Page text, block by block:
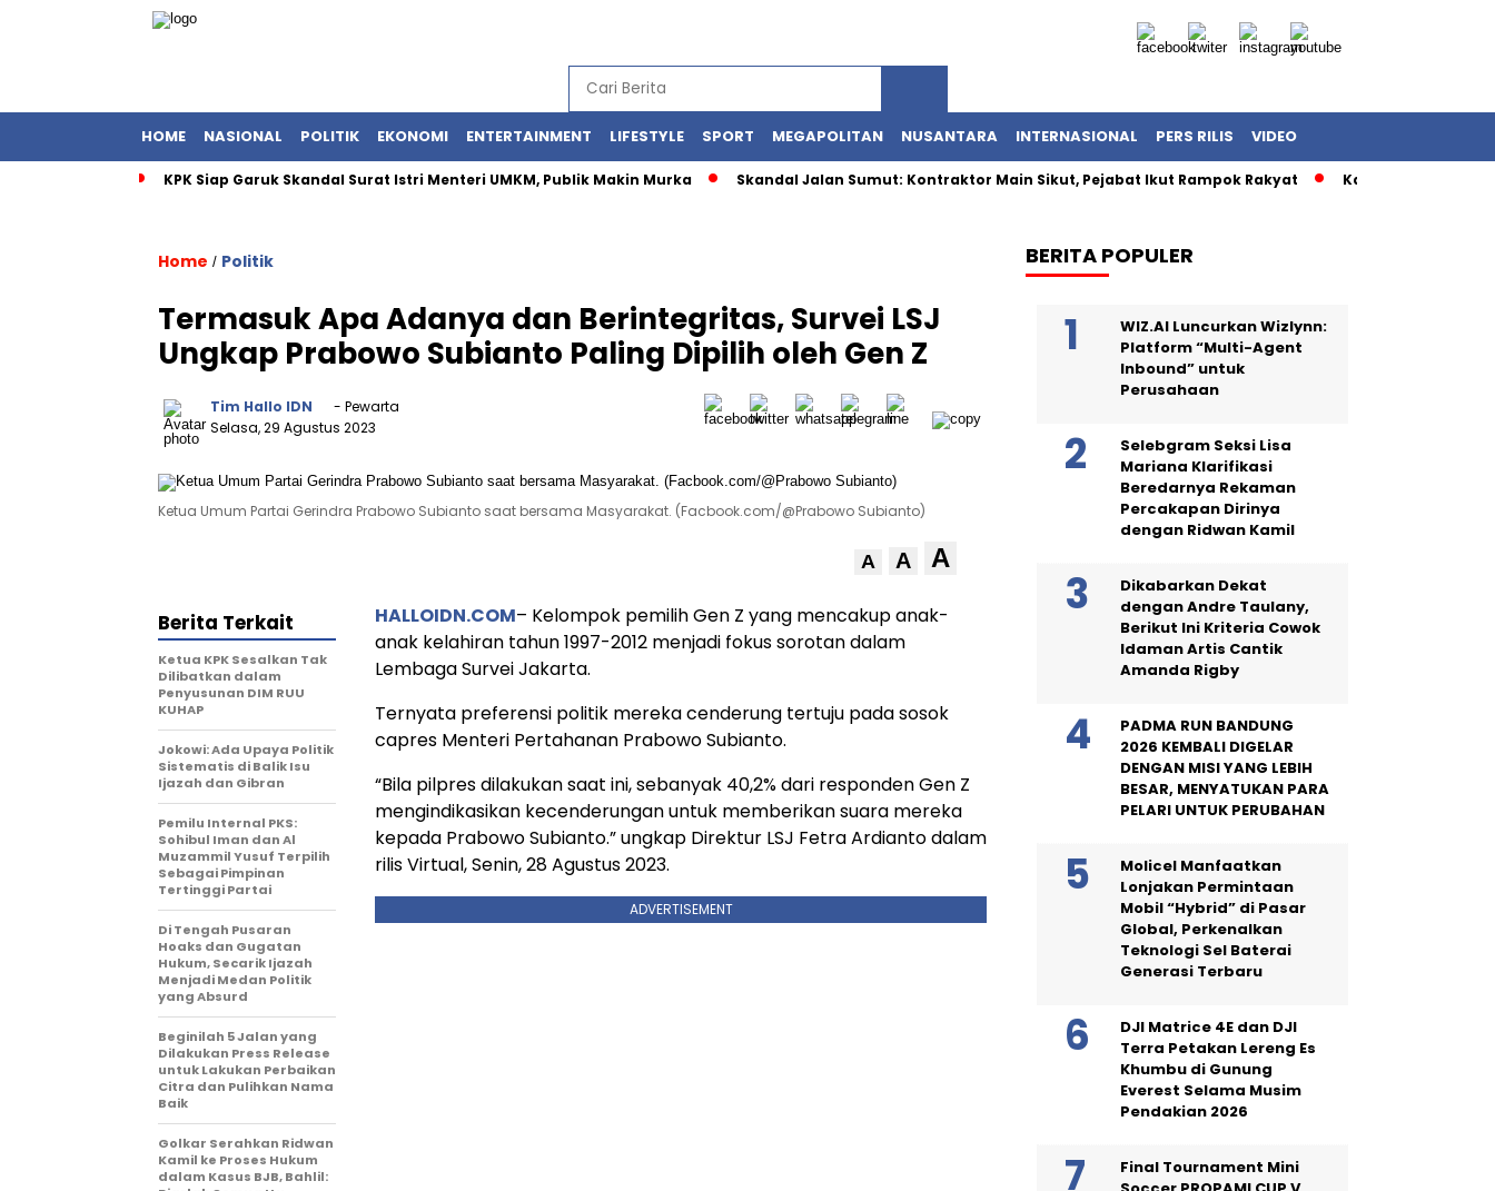
HOME NASIONAL POLITIK EKONOMI ENTERTAINMENT LIFESTYLE SPORT MEGAPOLITAN NUSANTARA INTERNASIONAL PERS RILIS VIDEO
KPK Siap Garuk Skandal Surat Istri Menteri UMKM, Publik Makin Murka Skandal Jalan Sumut: Kontraktor Main Sikut, Pejabat Ikut Rampok Rakyat Kasus Korupsi
Home / Politik
Termasuk Apa Adanya dan Berintegritas, Survei LSJ
Ungkap Prabowo Subianto Paling Dipilih oleh Gen Z
Tim Hallo IDN
- Pewarta
Selasa, 29 Agustus 2023
Ketua Umum Partai Gerindra Prabowo Subianto saat bersama Masyarakat. (Facbook.com/@Prabowo Subianto)
A A A
HALLOIDN.COM– Kelompok pemilih Gen Z yang mencakup anak-
anak kelahiran tahun 1997-2012 menjadi fokus sorotan dalam
Lembaga Survei Jakarta.
Ternyata preferensi politik mereka cenderung tertuju pada sosok
capres Menteri Pertahanan Prabowo Subianto.
“Bila pilpres dilakukan saat ini, sebanyak 40,2% dari responden Gen Z
mengindikasikan kecenderungan untuk memberikan suara mereka
kepada Prabowo Subianto.” ungkap Direktur LSJ Fetra Ardianto dalam
rilis Virtual, Senin, 28 Agustus 2023.
ADVERTISEMENT
Berita Terkait
Ketua KPK Sesalkan Tak
Dilibatkan dalam
Penyusunan DIM RUU
KUHAP
Jokowi: Ada Upaya Politik
Sistematis di Balik Isu
Ijazah dan Gibran
Pemilu Internal PKS:
Sohibul Iman dan Al
Muzammil Yusuf Terpilih
Sebagai Pimpinan
Tertinggi Partai
Di Tengah Pusaran
Hoaks dan Gugatan
Hukum, Secarik Ijazah
Menjadi Medan Politik
yang Absurd
Beginilah 5 Jalan yang
Dilakukan Press Release
untuk Lakukan Perbaikan
Citra dan Pulihkan Nama
Baik
Golkar Serahkan Ridwan
Kamil ke Proses Hukum
dalam Kasus BJB, Bahlil:
BERITA POPULER
WIZ.AI Luncurkan Wizlynn:
Platform “Multi-Agent
Inbound” untuk
Perusahaan
Selebgram Seksi Lisa
Mariana Klarifikasi
Beredarnya Rekaman
Percakapan Dirinya
dengan Ridwan Kamil
Dikabarkan Dekat
dengan Andre Taulany,
Berikut Ini Kriteria Cowok
Idaman Artis Cantik
Amanda Rigby
PADMA RUN BANDUNG
2026 KEMBALI DIGELAR
DENGAN MISI YANG LEBIH
BESAR, MENYATUKAN PARA
PELARI UNTUK PERUBAHAN
Molicel Manfaatkan
Lonjakan Permintaan
Mobil “Hybrid” di Pasar
Global, Perkenalkan
Teknologi Sel Baterai
Generasi Terbaru
DJI Matrice 4E dan DJI
Terra Petakan Lereng Es
Khumbu di Gunung
Everest Selama Musim
Pendakian 2026
Final Tournament Mini